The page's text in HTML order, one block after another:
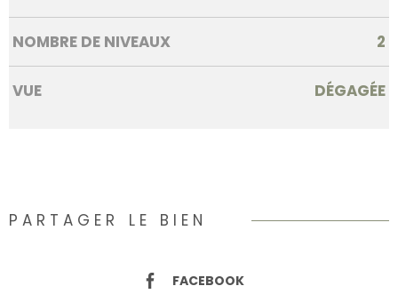
NOMBRE DE NIVEAUX 2
VUE DÉGAGÉE
PARTAGER LE BIEN
FACEBOOK